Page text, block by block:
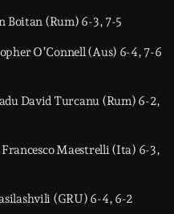
Boitan (Rum) 6-3, 7-5
O’Connell (Aus) 6-4, 7-6
David Turcanu (Rum) 6-2,
Maestrelli (Ita) 6-3,
(GRU) 6-4, 6-2